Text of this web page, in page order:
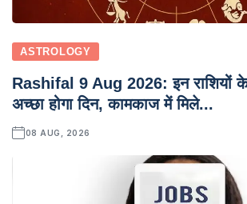
ASTROLOGY
Rashifal 9 Aug 2026: इन राशियों
अच्छा होगा दिन, कामकाज में मिले...
08 AUG, 2026